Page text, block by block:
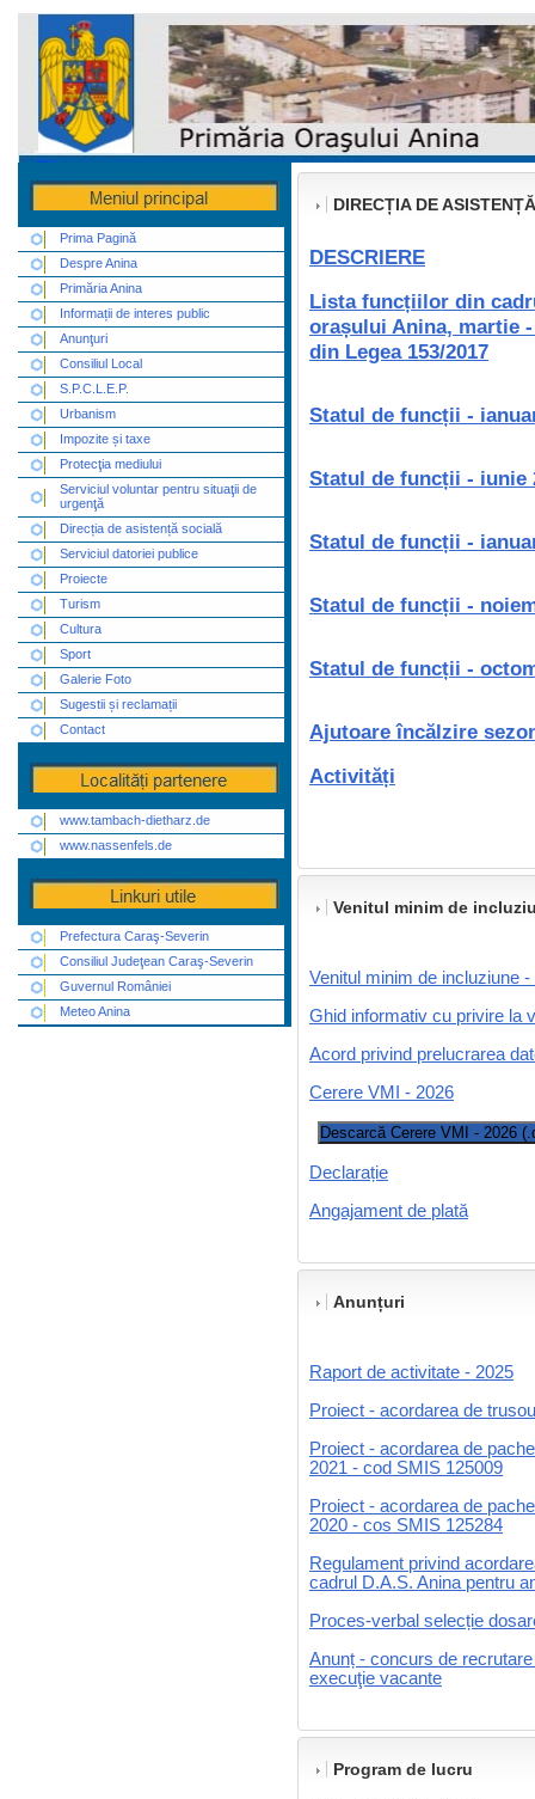
DIRECȚIA DE
DESCRIERE
Lista funcțiilor din
orașului Anina, martie
din Legea 153/2017
Statul de funcții -
Statul de funcții - iunie
Statul de funcții -
Statul de funcții -
Statul de funcții -
Ajutoare încălzire
Activități
Venitul minim de
Venitul minim de incluziune -
Ghid informativ cu privire la
Acord privind prelucrarea
Cerere VMI - 2026
Descarcă Cerere VMI - 2026
Declarație
Angajament de plată
Anunțuri
Raport de activitate - 2025
Proiect - acordarea de
Proiect - acordarea de
2021 - cod SMIS 125009
Proiect - acordarea de
2020 - cos SMIS 125284
Regulament privind
cadrul D.A.S. Anina pentru
Proces-verbal selecție
Anunț - concurs de
execuţie vacante
Program de lucru
Prima Pagină
Despre Anina
Primăria Anina
Informații de interes public
Anunţuri
Consiliul Local
S.P.C.L.E.P.
Urbanism
Impozite și taxe
Protecţia mediului
Serviciul voluntar pentru situaţii de
urgenţă
Direcția de asistență socială
Serviciul datoriei publice
Proiecte
Turism
Cultura
Sport
Galerie Foto
Sugestii și reclamații
Contact
www.tambach-dietharz.de
www.nassenfels.de
Prefectura Caraş-Severin
Consiliul Judeţean Caraş-Severin
Guvernul României
Meteo Anina